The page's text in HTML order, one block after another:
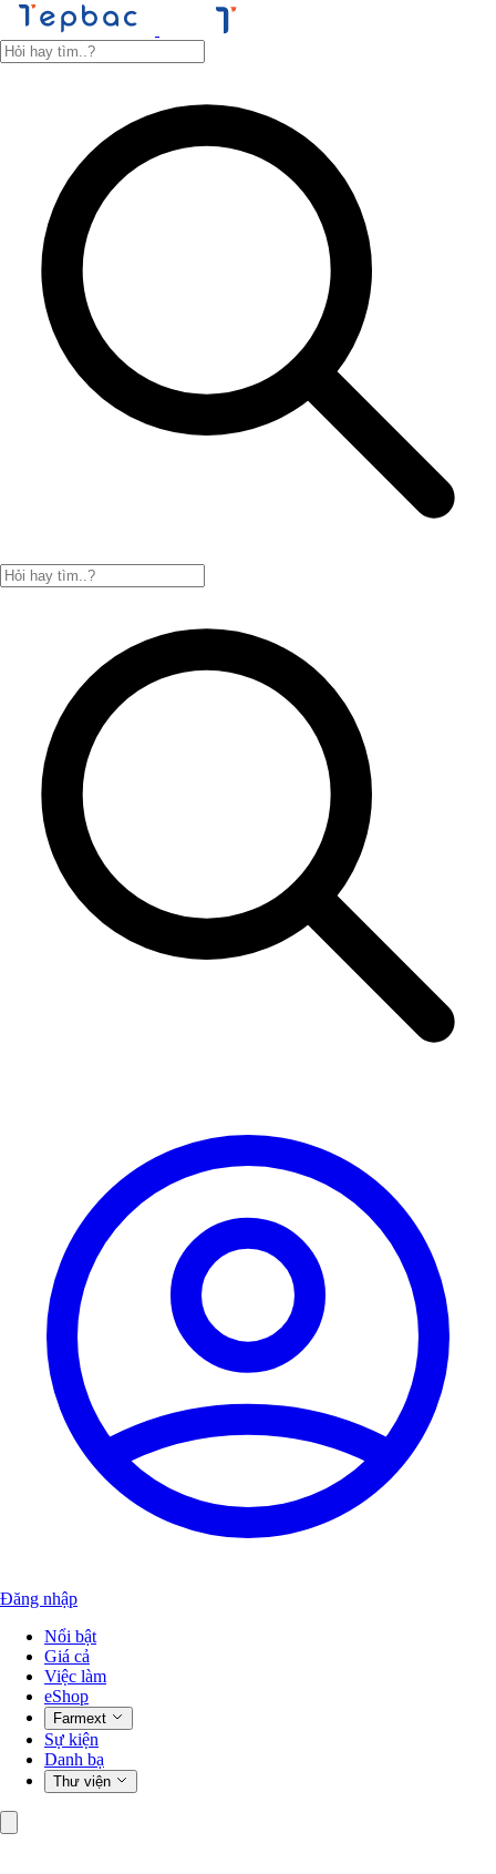
Đăng nhập
Nổi bật
Giá cả
Việc làm
eShop
Farmext
Sự kiện
Danh bạ
Thư viện